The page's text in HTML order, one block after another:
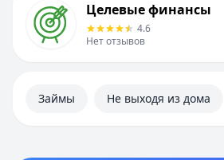
ИнформацияЦелевые финансы
4.6
Нет отзывов
Займы Не выходя из дома